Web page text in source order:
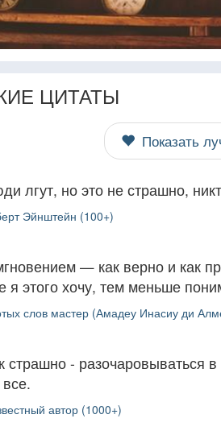
ЦИТАТЫ
Показать
лгут, но это не страшно,
Эйнштейн (100+)
— как верно и как
я этого хочу, тем меньше
слов мастер (Амадеу Инасиу ди
страшно - разочаровываться
автор (1000+)